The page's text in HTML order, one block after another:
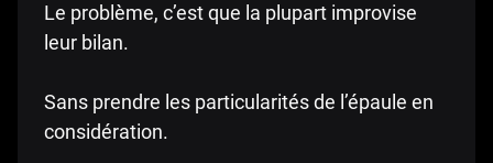
Le problème, c’est que la plupart improvise
leur bilan.
Sans prendre les particularités de l’épaule en
considération.